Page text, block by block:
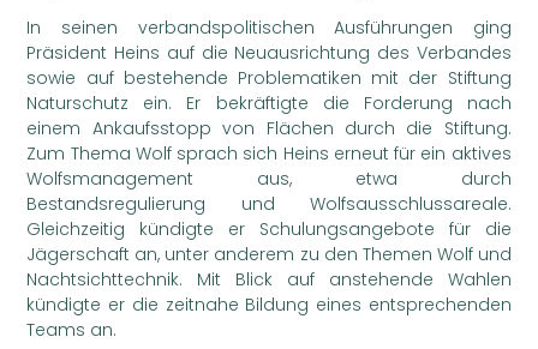
In seinen verbandspolitischen Ausführungen ging
Präsident Heins auf die Neuausrichtung des Verbandes
sowie auf bestehende Problematiken mit der Stiftung
Naturschutz ein. Er bekräftigte die Forderung nach
einem Ankaufsstopp von Flächen durch die Stiftung.
Zum Thema Wolf sprach sich Heins erneut für ein aktives
Wolfsmanagement aus, etwa durch
Bestandsregulierung und Wolfs­ausschluss­areale.
Gleichzeitig kündigte er Schulungsangebote für die
Jägerschaft an, unter anderem zu den Themen Wolf und
Nachtsichttechnik. Mit Blick auf anstehende Wahlen
kündigte er die zeitnahe Bildung eines entsprechenden
Teams an.